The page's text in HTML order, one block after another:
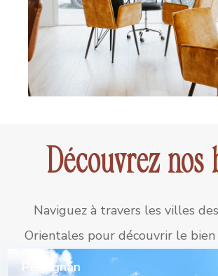
Découvrez nos
Naviguez à travers les villes
Orientales pour découvrir le bien
Perpignan